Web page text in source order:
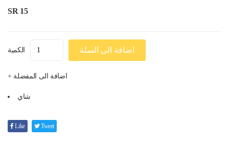
SR 15
الكمية اضافة الى السلة
+ اضافة الى المفضلة
شاي
Like Tweet